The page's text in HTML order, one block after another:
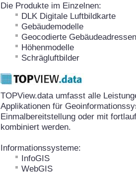
Die Produkte im Einzelnen:
DLK Digitale Luftbildkarte
Gebäudemodelle
Geocodierte Gebäudeadressen
Höhenmodelle
Schrägluftbilder
TOPView.data umfasst alle
Applikationen für
Einmalbereitstellung oder mit
kombiniert werden.
Informationssysteme:
InfoGIS
WebGIS